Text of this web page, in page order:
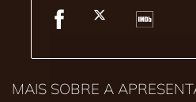
MAIS SOBRE A